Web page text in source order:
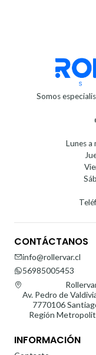
Somos
Lunes a
CONTÁCTANOS
info@rollervar.cl
56985005453
Av. Pedro de
7770106
Región
INFORMACIÓN